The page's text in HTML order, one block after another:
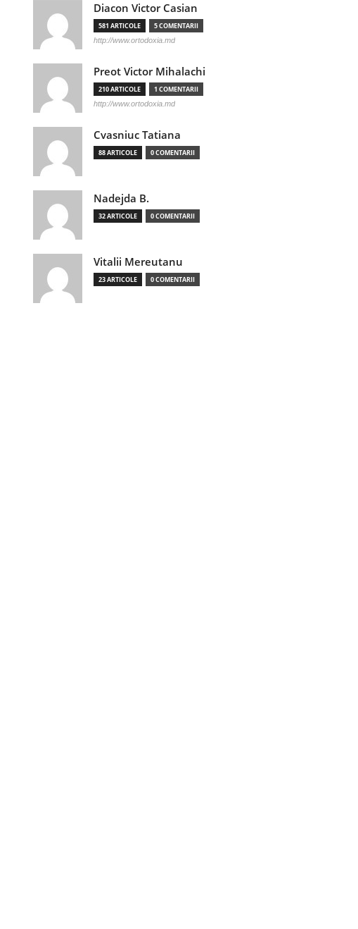
Diacon Victor Casian
581 ARTICOLE 5 COMENTARII
http://www.ortodoxia.md
Preot Victor Mihalachi
210 ARTICOLE 1 COMENTARII
http://www.ortodoxia.md
Cvasniuc Tatiana
88 ARTICOLE 0 COMENTARII
Nadejda B.
32 ARTICOLE 0 COMENTARII
Vitalii Mereutanu
23 ARTICOLE 0 COMENTARII